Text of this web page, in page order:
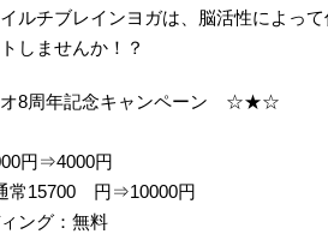
ルチブレインヨガは、脳活性によっ
しませんか！？
8周年記念キャンペーン ☆★☆
円⇒4000円
常15700 円⇒10000円
ング：無料